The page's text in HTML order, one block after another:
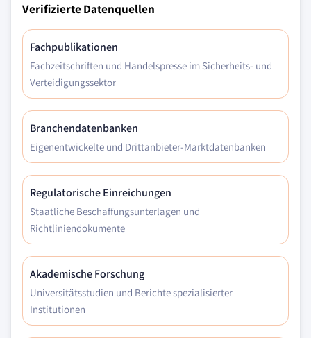
Verifizierte Datenquellen
Fachpublikationen
Fachzeitschriften und Handelspresse im Sicherheits- und
Verteidigungssektor
Branchendatenbanken
Eigenentwickelte und Drittanbieter-Marktdatenbanken
Regulatorische Einreichungen
Staatliche Beschaffungsunterlagen und
Richtliniendokumente
Akademische Forschung
Universitätsstudien und Berichte spezialisierter
Institutionen